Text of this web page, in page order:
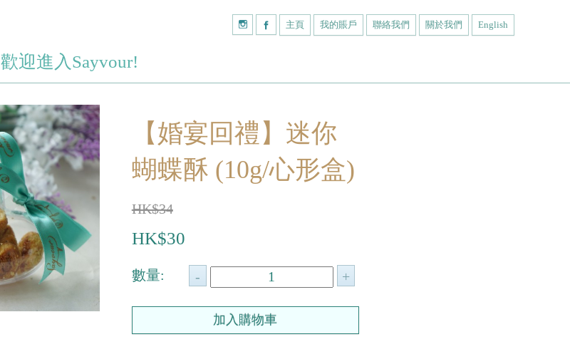
English
關於我們
聯絡我們
我的賬戶
主頁
歡迎進入Sayvour!
【婚宴回禮】迷你
蝴蝶酥 (10g/心形盒)
HK$34
HK$30
數量: